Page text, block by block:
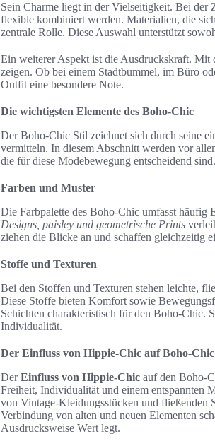
Sein Charme liegt in der Vielseitigkeit. Bei der
flexible kombiniert werden. Materialien, die
zentrale Rolle. Diese Auswahl unterstützt
Ein weiterer Aspekt ist die Ausdruckskraft.
zeigen. Ob bei einem Stadtbummel, im Büro
Outfit eine besondere Note.
Die wichtigsten Elemente des Boho-Chic
Der Boho-Chic Stil zeichnet sich durch seine
vermitteln. In diesem Abschnitt werden vor
die für diese Modebewegung entscheidend sind.
Farben und Muster
Die Farbpalette des Boho-Chic umfasst häufig
Designs, paisley und geometrische Prints
ziehen die Blicke an und schaffen gleichzeitig
Stoffe und Texturen
Bei den Stoffen und Texturen stehen leichte,
Diese Stoffe bieten Komfort sowie
Schichten charakteristisch für den Boho-Chic.
Individualität.
Der Einfluss von Hippie-Chic auf Boho-Chic
DerEinfluss von Hippie-Chic auf den Boho-
Freiheit, Individualität und einem entspannten
von Vintage-Kleidungsstücken und fließenden
Verbindung von alten und neuen Elementen
Ausdrucksweise Wert legt.